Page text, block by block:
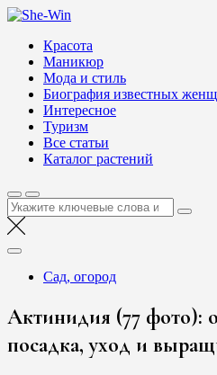
Перейти
содержимому
Блог о женской красоте и здоровье
Красота
Маникюр
Мода и стиль
Биография известных
Интересное
Туризм
Все статьи
Каталог растений
Найти:
Сад, огород
Актинидия (77 фото):
посадка, уход и